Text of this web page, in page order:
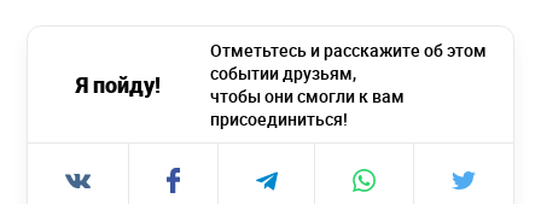
Я пойду!
Отметьтесь и расскажите об этом
событии друзьям,
чтобы они смогли к вам
присоединиться!